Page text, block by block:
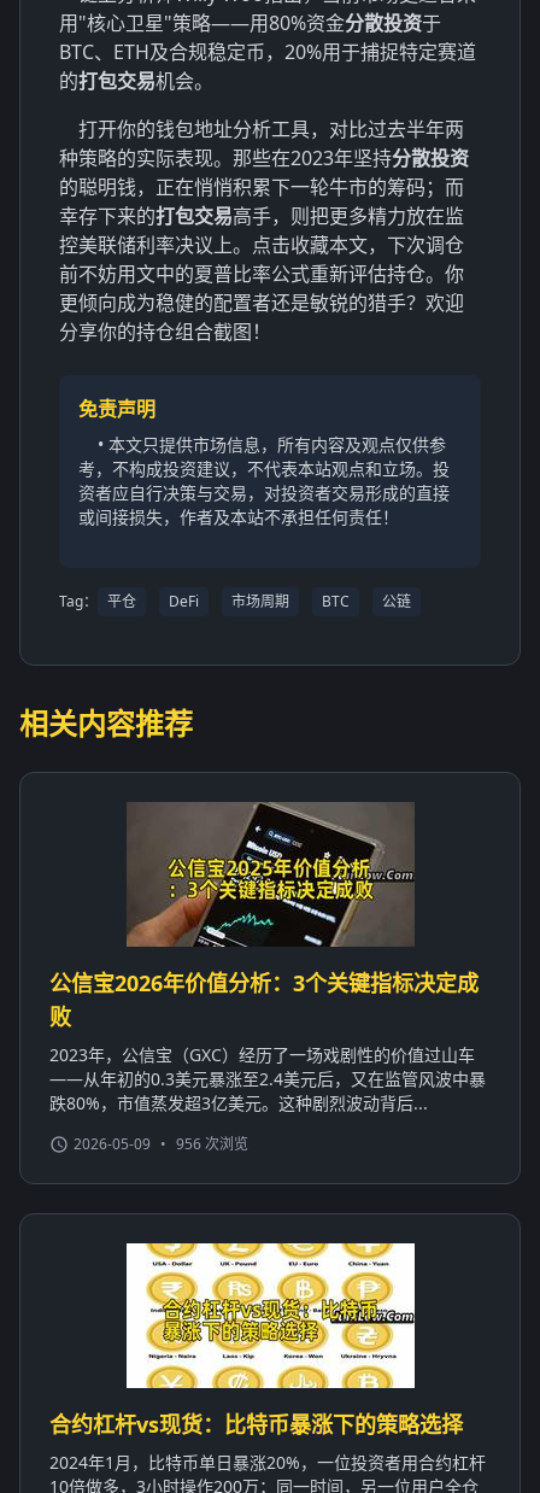
用"核心卫星"策略——用80%资金分散投资于
BTC、ETH及合规稳定币，20%用于捕捉特定赛道
的打包交易机会。
打开你的钱包地址分析工具，对比过去半年两
种策略的实际表现。那些在2023年坚持分散投资
的聪明钱，正在悄悄积累下一轮牛市的筹码；而
幸存下来的打包交易高手，则把更多精力放在监
控美联储利率决议上。点击收藏本文，下次调仓
前不妨用文中的夏普比率公式重新评估持仓。你
更倾向成为稳健的配置者还是敏锐的猎手？欢迎
分享你的持仓组合截图！
免责声明
• 本文只提供市场信息，所有内容及观点仅供参
考，不构成投资建议，不代表本站观点和立场。投
资者应自行决策与交易，对投资者交易形成的直接
或间接损失，作者及本站不承担任何责任！
Tag： 平仓 DeFi 市场周期 BTC 公链
相关内容推荐
公信宝2026年价值分析：3个关键指标决定成
败
2023年，公信宝（GXC）经历了一场戏剧性的价值过山车
——从年初的0.3美元暴涨至2.4美元后，又在监管风波中暴
跌80%，市值蒸发超3亿美元。这种剧烈波动背后...
2026-05-09 • 956 次浏览
合约杠杆vs现货：比特币暴涨下的策略选择
2024年1月，比特币单日暴涨20%，一位投资者用合约杠杆
10倍做多，3小时操作200万；同一时间，另一位用户全仓